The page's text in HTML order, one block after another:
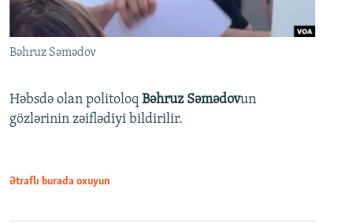
Bəhruz Səmədov
Həbsdə olan politoloq Bəhruz Səmədovun
gözlərinin zəiflədiyi bildirilir.
Ətraflı burada oxuyun